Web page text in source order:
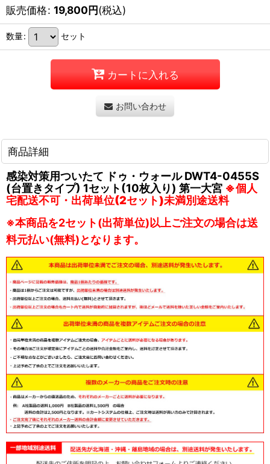
販売価格: 19,800円(税込)
数量: セット
カートに入れる
お問い合わせ
商品詳細
感染対策用ついたて ドゥ・ウォール DWT4-0455S
(台置きタイプ) 1セット(10枚入り) 第一大宮 ※個人
宅配送不可・出荷単位(2セット)未満別途送料
※本商品を2セット(出荷単位)以上ご注文の場合は送
料元払い(無料)となります。